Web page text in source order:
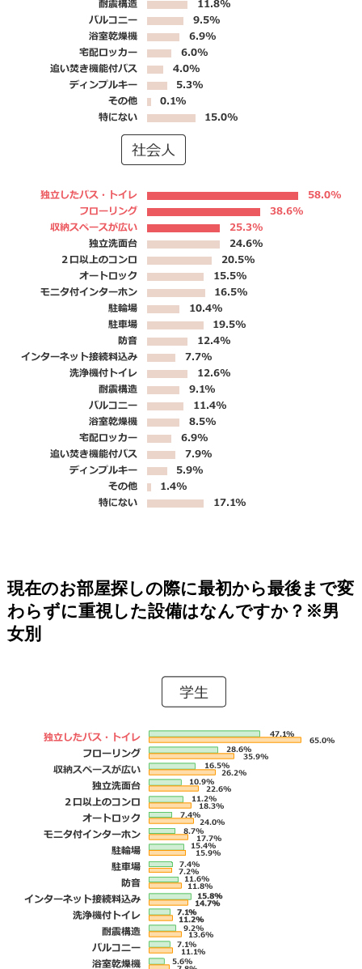
現在のお部屋探しの際に最初から最後まで変
わらずに重視した設備はなんですか？ ※男
女別